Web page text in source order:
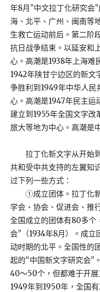
年8月”中文拉丁化研究会
海、北平、广州、闽南等
生救亡运动前后。第二阶
抗日战争结束。以延安和
心。高潮是1938年上海难
1942年陕甘宁边区的新文
争胜利到1949年中华人民
心。高潮是1947年民主运
建立到1955年全国文字改
旅大等地为中心。高潮是
拉丁化新文字从开始到
共和受中共支持的左翼知
过下列一些方式：
①成立团体。拉丁化新
学会、协会、促进会、推
全国成立的团体有80多个
会”（1934年8月）。成立
动时期的北平。全国性的
起的“中国新文字研究会”
40～50个，但都难于开
1949年到1950年，全国